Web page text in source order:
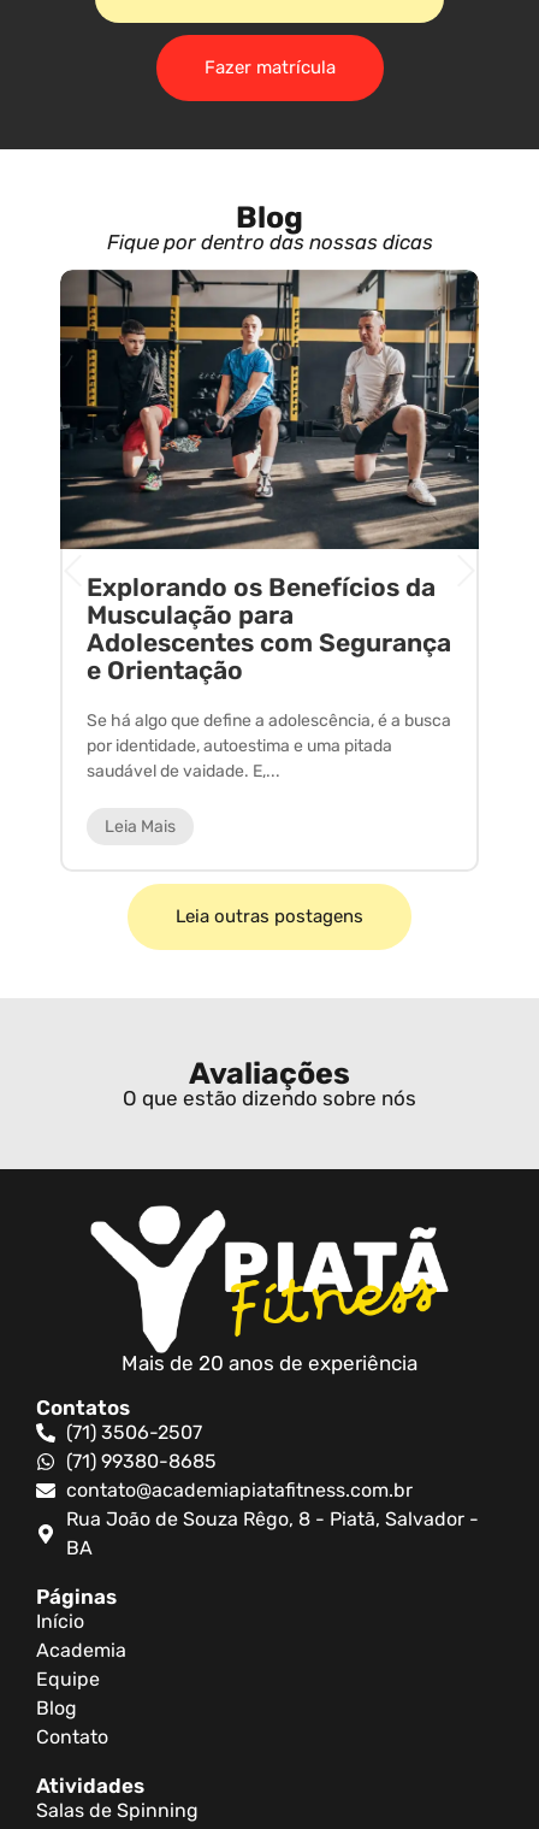
Fazer matrícula
Blog
Fique por dentro das nossas dicas
Explorando os Benefícios da
Musculação para
Adolescentes com Segurança
e Orientação
Se há algo que define a adolescência, é a busca
por identidade, autoestima e uma pitada
saudável de vaidade. E,...
Leia Mais
Leia outras postagens
Avaliações
O que estão dizendo sobre nós
Mais de 20 anos de experiência
Contatos
(71) 3506-2507
(71) 99380-8685
contato@academiapiatafitness.com.br
Rua João de Souza Rêgo, 8 - Piatã, Salvador -
BA
Páginas
Início
Academia
Equipe
Blog
Contato
Atividades
Salas de Spinning